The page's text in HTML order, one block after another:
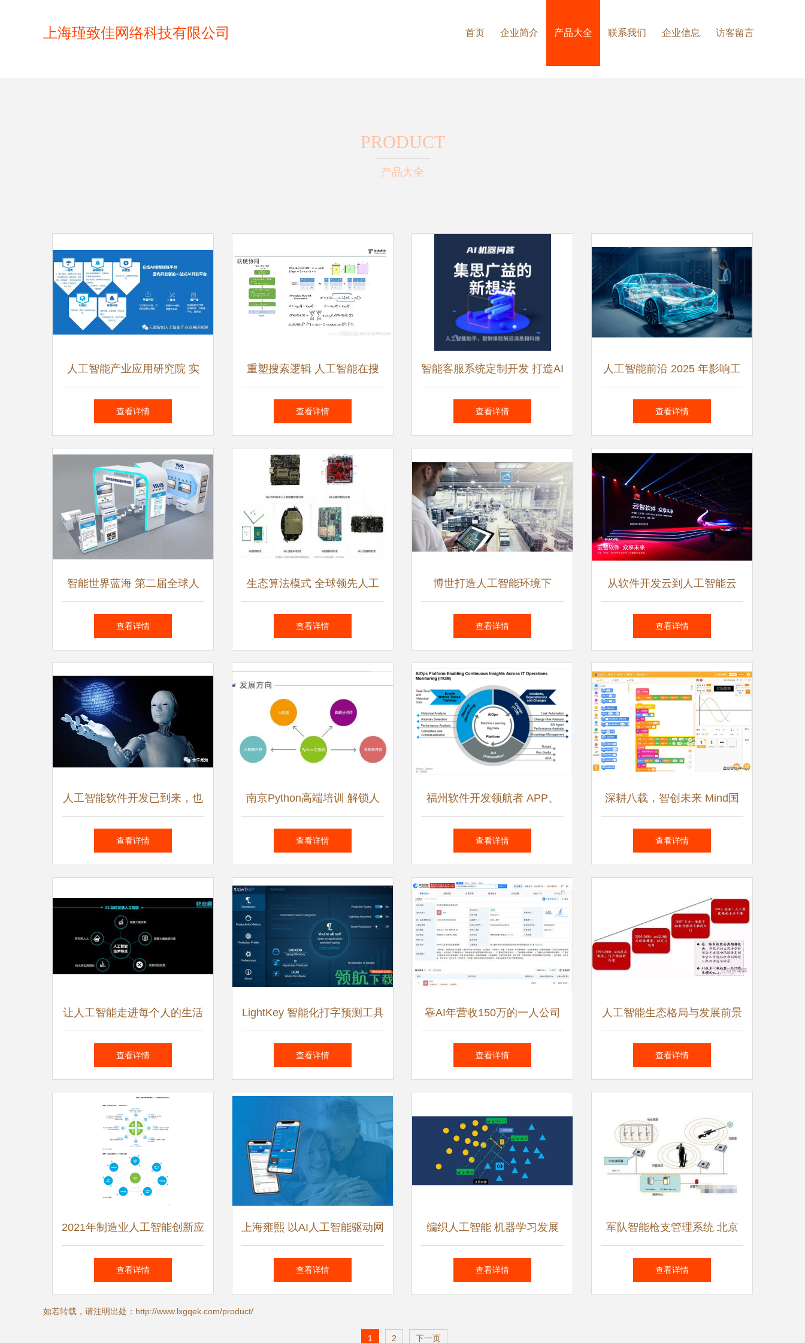
上海瑾致佳网络科技有限公司 首页 企业简介 产品大全 联系我们 企业信息 访客留言
PRODUCT
产品大全
人工智能产业应用研究院 实
验室成果与应用软件开发的前
查看详情
重塑搜索逻辑 人工智能在搜
索中的深度应用与软件开发实
查看详情
智能客服系统定制开发 打造AI
机器人客服小程序，实现淘宝
查看详情
人工智能前沿 2025 年影响工
程的顶级趋势与人工智能应用
查看详情
智能世界蓝海 第二届全球人
工智能产品应用博览会展望人
查看详情
生态算法模式 全球领先人工
智能应用软件开发的核心驱动
查看详情
博世打造人工智能环境下
的“未来工厂” 人工智能应用软
查看详情
从软件开发云到人工智能云
数字中国底座又添新支撑
查看详情
人工智能软件开发已到来，也
是闷声发财的机会！
查看详情
南京Python高端培训 解锁人
工智能应用软件开发新篇章
查看详情
福州软件开发领航者 APP、
小程序、网站与人工智能应用
查看详情
深耕八载，智创未来 Mind国
产青少年编程软件的AI与IoT
查看详情
让人工智能走进每个人的生活
——快商通创始人肖龙源的人
查看详情
LightKey 智能化打字预测工具
如何重塑输入体验？
查看详情
靠AI年营收150万的一人公司
人工智能应用软件开发揭秘
查看详情
人工智能生态格局与发展前景
分析——以应用软件开发为视
查看详情
2021年制造业人工智能创新应
用发展报告 从技术突破到规
查看详情
上海雍熙 以AI人工智能驱动网
站建设与软件开发，引领企业
查看详情
编织人工智能 机器学习发展
历史与关键技术全解析
查看详情
军队智能枪支管理系统 北京
软件开发公司引领人工智能应
查看详情
如若转载，请注明出处：http://www.lxgqek.com/product/
1 2 下一页